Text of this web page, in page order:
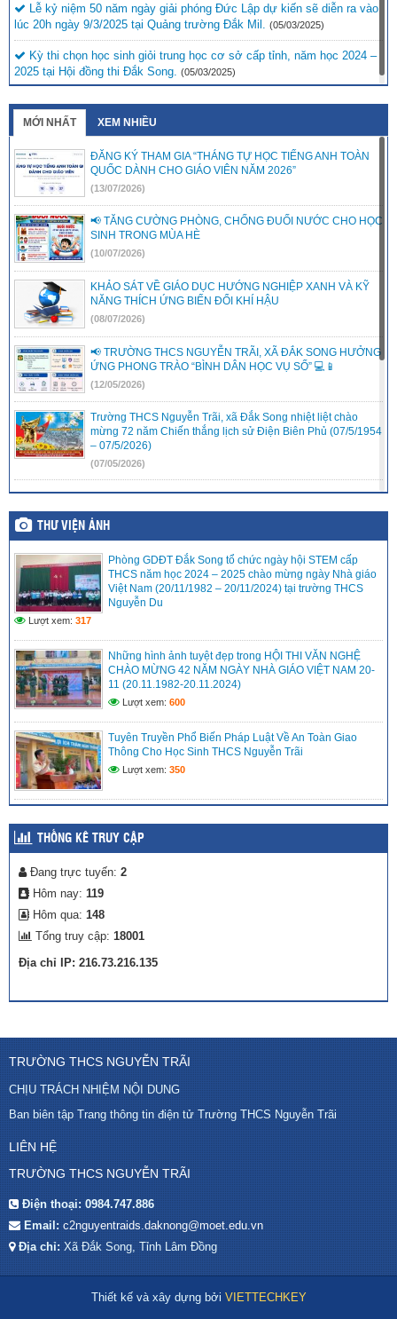
Lễ kỷ niệm 50 năm ngày giải phóng Đức Lập dự kiến sẽ diễn ra vào
lúc 20h ngày 9/3/2025 tại Quảng trường Đắk Mil.
(05/03/2025)
Kỳ thi chọn học sinh giỏi trung học cơ sở cấp tỉnh, năm học 2024 –
2025 tại Hội đồng thi Đắk Song.
(05/03/2025)
MỚI NHẤT XEM NHIỀU
ĐĂNG KÝ THAM GIA “THÁNG TỰ HỌC TIẾNG ANH TOÀN
QUỐC DÀNH CHO GIÁO VIÊN NĂM 2026”
(13/07/2026)
📢 TĂNG CƯỜNG PHÒNG, CHỐNG ĐUỐI NƯỚC CHO HỌC
SINH TRONG MÙA HÈ
(10/07/2026)
KHẢO SÁT VỀ GIÁO DỤC HƯỚNG NGHIỆP XANH VÀ KỸ
NĂNG THÍCH ỨNG BIẾN ĐỔI KHÍ HẬU
(08/07/2026)
📢 TRƯỜNG THCS NGUYỄN TRÃI, XÃ ĐẮK SONG HƯỞNG
ỨNG PHONG TRÀO “BÌNH DÂN HỌC VỤ SỐ” 💻📱
(12/05/2026)
Trường THCS Nguyễn Trãi, xã Đắk Song nhiệt liệt chào
mừng 72 năm Chiến thắng lịch sử Điện Biên Phủ (07/5/1954
– 07/5/2026)
(07/05/2026)
THÔNG TƯ 32/2026 Quy định việc xác định tương đương
chức danh nhà giáo
(06/05/2026)
Thư ngõ Chuyển đổi số Trung tâm Đổi mới sáng tạo và
Chuyển đổi số tỉnh Lâm Đồng
(06/05/2026)
TRƯỜNG AN TOÀN GIAO THÔNG” TẠI TRƯỜNG THCS
NGUYỄN TRÃI
(06/05/2026)
THƯ VIỆN ẢNH
Phòng GDĐT Đắk Song tổ chức ngày hội STEM cấp
THCS năm học 2024 – 2025 chào mừng ngày Nhà giáo
Việt Nam (20/11/1982 – 20/11/2024) tại trường THCS
Nguyễn Du
Lượt xem: 317
Những hình ảnh tuyệt đẹp trong HỘI THI VĂN NGHỆ
CHÀO MỪNG 42 NĂM NGÀY NHÀ GIÁO VIỆT NAM 20-
11 (20.11.1982-20.11.2024)
Lượt xem: 600
Tuyên Truyền Phổ Biến Pháp Luật Về An Toàn Giao
Thông Cho Học Sinh THCS Nguyễn Trãi
Lượt xem: 350
THỐNG KÊ TRUY CẬP
Đang trực tuyến: 2
Hôm nay: 119
Hôm qua: 148
Tổng truy cập: 18001
Địa chỉ IP: 216.73.216.135
TRƯỜNG THCS NGUYỄN TRÃI
CHỊU TRÁCH NHIỆM NỘI DUNG
Ban biên tập Trang thông tin điện tử Trường THCS Nguyễn Trãi
LIÊN HỆ
TRƯỜNG THCS NGUYỄN TRÃI
Điện thoại:0984.747.886
Email:c2nguyentraids.daknong@moet.edu.vn
Địa chỉ:Xã Đắk Song, Tỉnh Lâm Đồng
Thiết kế và xây dựng bởi VIETTECHKEY